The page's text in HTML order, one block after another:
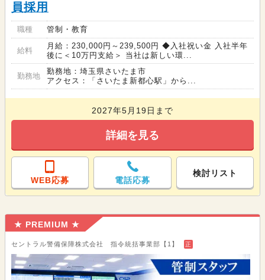
員採用
職種 管制・教育
給料
月給：230,000円～239,500円 ◆入社祝い金 入社半年
後に＜10万円支給＞ 当社は新しい環...
勤務地
勤務地：埼玉県さいたま市
アクセス：「さいたま新都心駅」から...
2027年5月19日まで
詳細を見る
WEB応募 電話応募
検討リスト
★ PREMIUM ★
セントラル警備保障株式会社 指令統括事業部【1】 正